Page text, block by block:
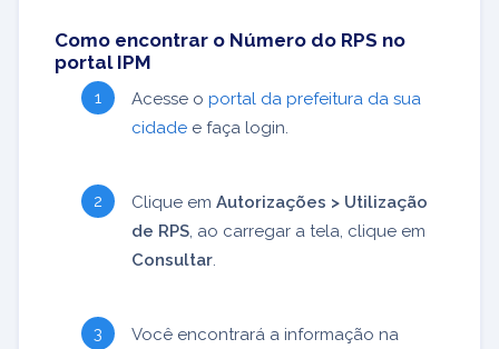
Como encontrar o Número do RPS no
portal IPM
Acesse o portal da prefeitura da sua
cidade e faça login.
Clique em Autorizações > Utilização
de RPS, ao carregar a tela, clique em
Consultar.
Você encontrará a informação na